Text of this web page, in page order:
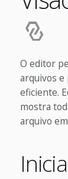
O editor
arquivos e
eficiente.
mostra
arquivo